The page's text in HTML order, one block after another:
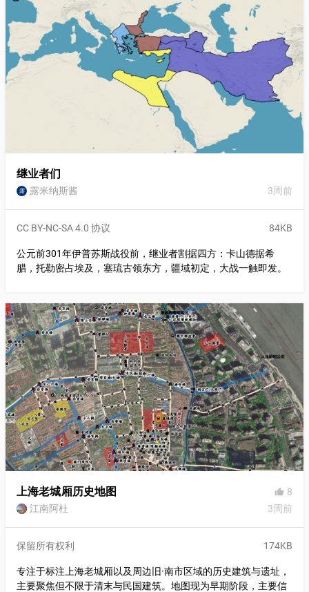
继业者们
露 露米纳斯酱 3周前
CC BY-NC-SA 4.0 协议 84KB
公元前301年伊普苏斯战役前，继业者割据四方：卡山德据希
腊，托勒密占埃及，塞琉古领东方，疆域初定，大战一触即发。
上海老城厢历史地图 thumb_up 8
江南阿杜
3周前
保留所有权利 174KB
专注于标注上海老城厢以及周边旧·南市区域的历史建筑与遗址，
主要聚焦但不限于清末与民国建筑。地图现为早期阶段，主要信